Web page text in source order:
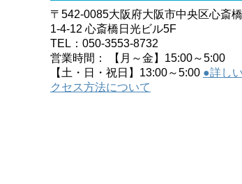
〒542-0085大阪府大阪市中央区心斎
1-4-12 心斎橋日光ビル5F
TEL：050-3553-8732
営業時間： 【月～金】15:00～5:00
【土・日・祝日】13:00～5:00 ●詳し
クセス方法について